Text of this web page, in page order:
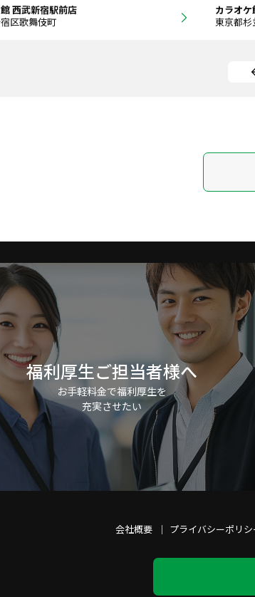
西武新宿駅前店
区歌舞伎町
カラオ
東京都
福利厚生ご担当者様へ
お手軽料金で福利厚生を
充実させたい
会社概要 プライバシーポリシ